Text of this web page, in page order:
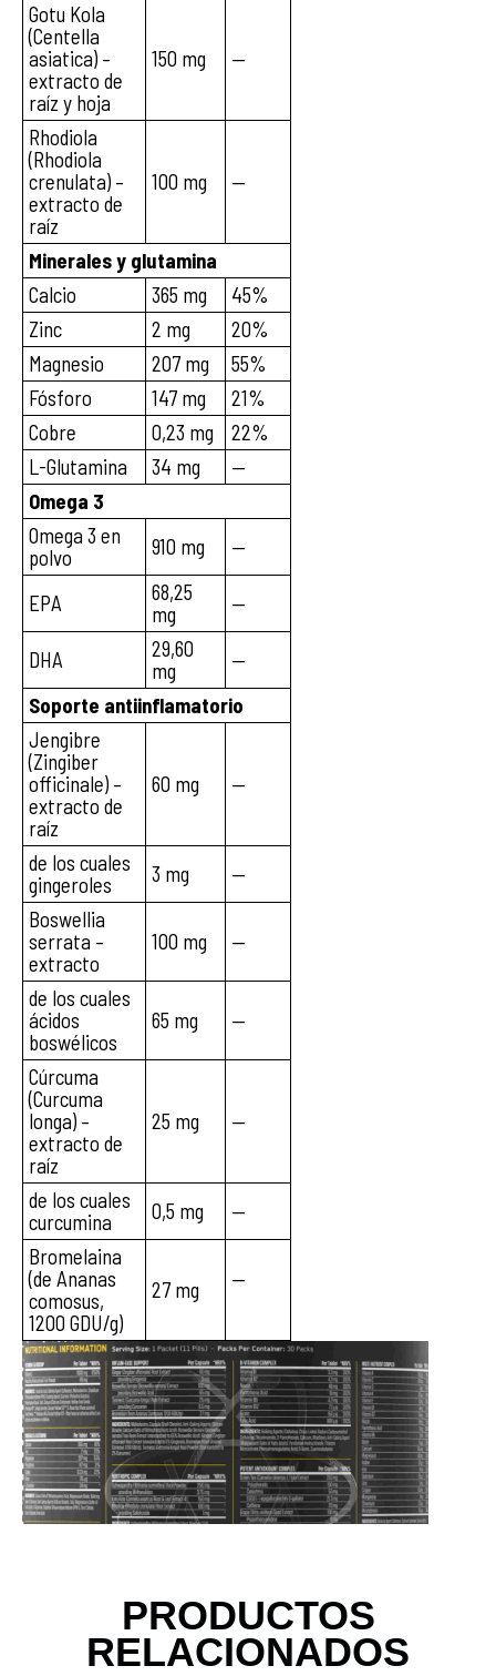
Gotu Kola
(Centella
asiatica) –
extracto de
raíz y hoja
150 mg —
Rhodiola
(Rhodiola
crenulata) –
extracto de
raíz
100 mg —
Minerales y glutamina
Calcio
365 mg
45%
Zinc
2 mg
20%
Magnesio
207 mg
55%
Fósforo
147 mg
21%
Cobre
0,23 mg
22%
L-Glutamina
34 mg
—
Omega 3
Omega 3 en
polvo
910 mg —
EPA
68,25
mg
—
DHA
29,60
mg
—
Soporte antiinflamatorio
Jengibre
(Zingiber
officinale) –
extracto de
raíz
60 mg —
de los cuales
gingeroles
3 mg
—
Boswellia
serrata –
extracto
100 mg —
de los cuales
ácidos
boswélicos
65 mg —
Cúrcuma
(Curcuma
longa) –
extracto de
raíz
25 mg —
de los cuales
curcumina
0,5 mg
—
Bromelaina
(de Ananas
comosus,
1200 GDU/g)
27 mg —
PRODUCTOS
RELACIONADOS